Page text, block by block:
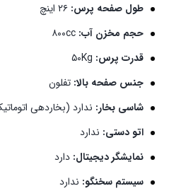
طول صفحه پرس:
حجم مخزن آب:
قدرت پرس:
جنس صفحه بالا: تفلون
شاسی بخار: ندارد (بخاردهی
اتو دستی: ندارد
نمایشگر دیجیتال: دارد
سیستم سخنگو: ندارد